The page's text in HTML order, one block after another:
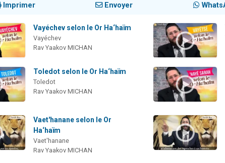
Imprimer Envoyer
Vayéchev selon le Or Ha‘haïm
Vayéchev
Rav Yaakov MICHAN
Toledot selon le Or Ha‘haïm
Toledot
Rav Yaakov MICHAN
Vaet'hanane selon le Or
Ha‘haïm
Vaet'hanane
Rav Yaakov MICHAN